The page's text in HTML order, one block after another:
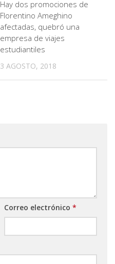
Hay dos promociones de
Florentino Ameghino
afectadas, quebró una
empresa de viajes
estudiantiles
3 AGOSTO, 2018
Correo electrónico *